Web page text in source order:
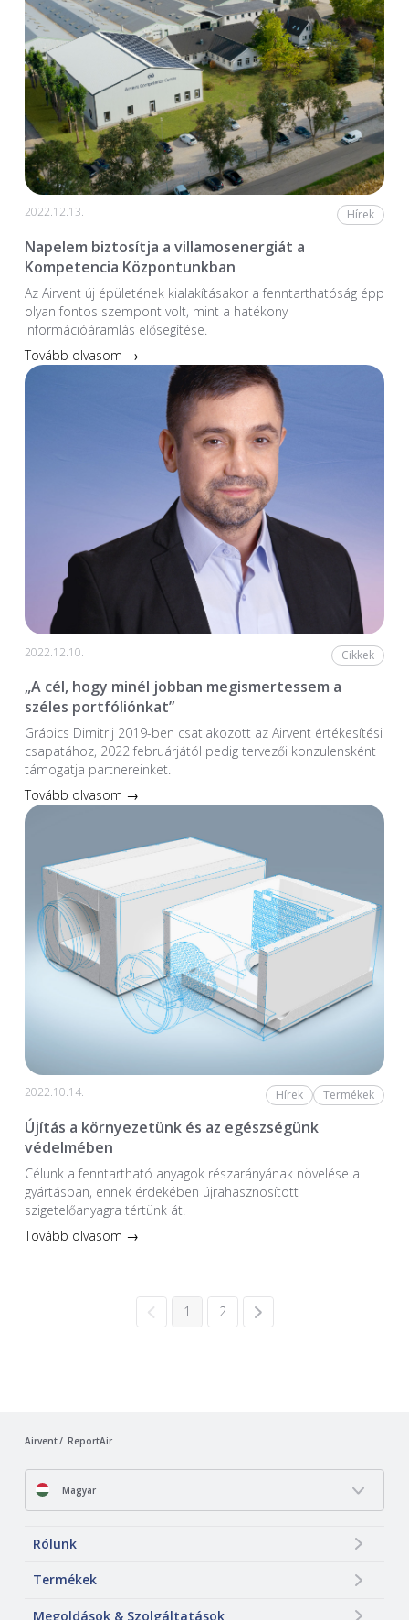
2022.12.13. Hírek
Napelem biztosítja a villamosenergiát a
Kompetencia Központunkban
Az Airvent új épületének kialakításakor a fenntarthatóság épp
olyan fontos szempont volt, mint a hatékony
információáramlás elősegítése.
Tovább olvasom →
2022.12.10. Cikkek
„A cél, hogy minél jobban megismertessem a
széles portfóliónkat”
Grábics Dimitrij 2019-ben csatlakozott az Airvent értékesítési
csapatához, 2022 februárjától pedig tervezői konzulensként
támogatja partnereinket.
Tovább olvasom →
2022.10.14. Hírek Termékek
Újítás a környezetünk és az egészségünk
védelmében
Célunk a fenntartható anyagok részarányának növelése a
gyártásban, ennek érdekében újrahasznosított
szigetelőanyagra tértünk át.
Tovább olvasom →
1 2
Airvent ReportAir
Magyar
Rólunk
Termékek
Megoldások & Szolgáltatások